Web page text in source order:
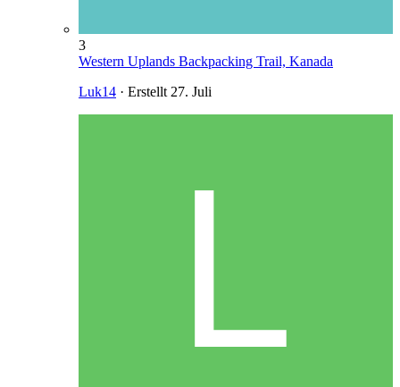
3
Western Uplands Backpacking Trail, Kanada
Luk14 · Erstellt 27. Juli